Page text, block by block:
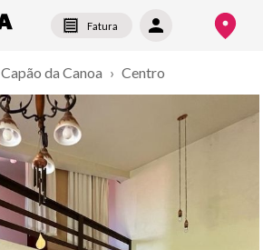
Fatura
Capão da Canoa › Centro